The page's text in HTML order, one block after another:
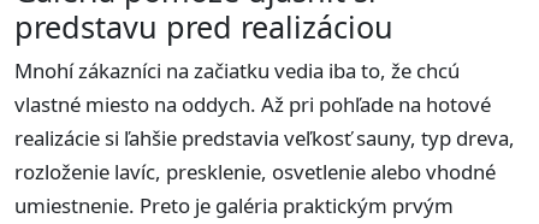
predstavu pred realizáciou
Mnohí zákazníci na začiatku vedia iba to, že chcú
vlastné miesto na oddych. Až pri pohľade na hotové
realizácie si ľahšie predstavia veľkosť sauny, typ dreva,
rozloženie lavíc, presklenie, osvetlenie alebo vhodné
umiestnenie. Preto je galéria praktickým prvým